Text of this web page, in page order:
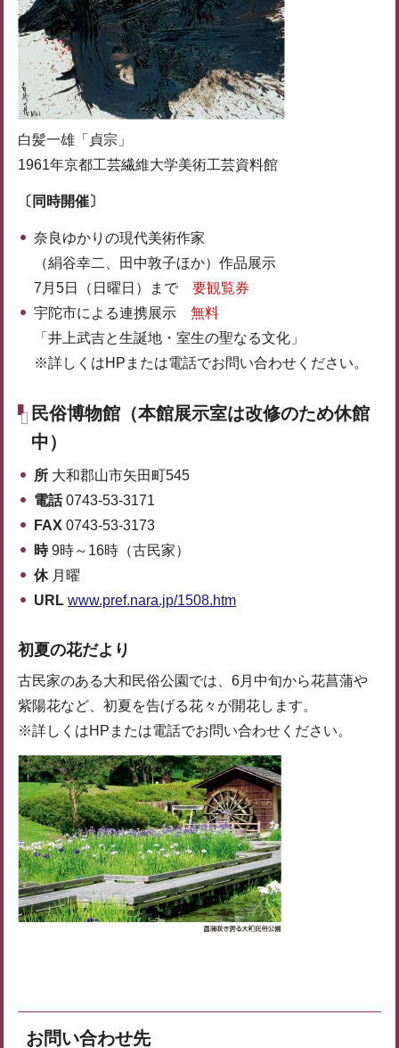
白髪一雄「貞宗」
1961年京都工芸繊維大学美術工芸資料館
〔同時開催〕
奈良ゆかりの現代美術作家
（絹谷幸二、田中敦子ほか）作品展示
7月5日（日曜日）まで 要観覧券
宇陀市による連携展示 無料
「井上武吉と生誕地・室生の聖なる文化」
※詳しくはHPまたは電話でお問い合わせください。
民俗博物館（本館展示室は改修のため休館
中）
所 大和郡山市矢田町545
電話0743-53-3171
FAX 0743-53-3173
時9時～16時（古民家）
休月曜
URL www.pref.nara.jp/1508.htm
初夏の花だより
古民家のある大和民俗公園では、6月中旬から花菖蒲や
紫陽花など、初夏を告げる花々が開花します。
※詳しくはHPまたは電話でお問い合わせください。
お問い合わせ先